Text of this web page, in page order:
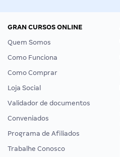
GRAN CURSOS ONLINE
Quem Somos
Como Funciona
Como Comprar
Loja Social
Validador de documentos
Conveniados
Programa de Afiliados
Trabalhe Conosco